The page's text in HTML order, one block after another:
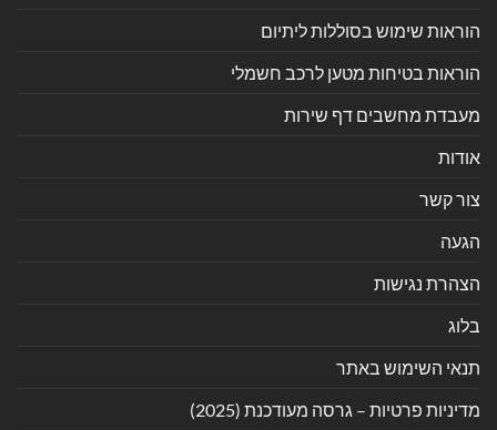
הוראות שימוש בסוללות ליתיום
הוראות בטיחות מטען לרכב חשמלי
מעבדת מחשבים דף שירות
אודות
צור קשר
הגעה
הצהרת נגישות
בלוג
תנאי השימוש באתר
מדיניות פרטיות – גרסה מעודכנת (2025)